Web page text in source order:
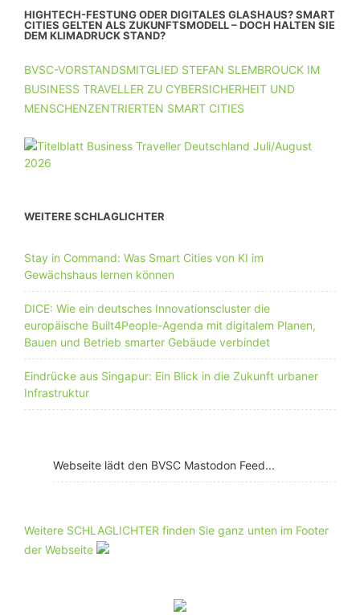
HIGHTECH-FESTUNG ODER DIGITALES GLASHAUS? SMART
CITIES GELTEN ALS ZUKUNFTSMODELL – DOCH HALTEN SIE
DEM KLIMADRUCK STAND?
BVSC-VORSTANDSMITGLIED STEFAN SLEMBROUCK IM
BUSINESS TRAVELLER ZU CYBERSICHERHEIT UND
MENSCHENZENTRIERTEN SMART CITIES
WEITERE SCHLAGLICHTER
Stay in Command: Was Smart Cities von KI im
Gewächshaus lernen können
DICE: Wie ein deutsches Innovationscluster die
europäische Built4People-Agenda mit digitalem Planen,
Bauen und Betrieb smarter Gebäude verbindet
Eindrücke aus Singapur: Ein Blick in die Zukunft urbaner
Infrastruktur
Webseite lädt den BVSC Mastodon Feed...
Weitere SCHLAGLICHTER finden Sie ganz unten im Footer
der Webseite